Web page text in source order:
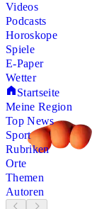
Videos
Podcasts
Horoskope
Spiele
E-Paper
Wetter
Startseite
Meine Region
Top News
Sport
Rubriken
Orte
Themen
Autoren